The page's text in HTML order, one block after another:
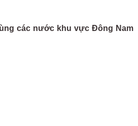
các nước khu vực Đông Nam